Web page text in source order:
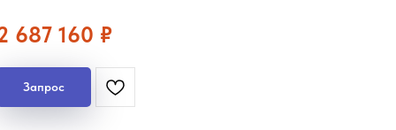
687 160 ₽
Запрос